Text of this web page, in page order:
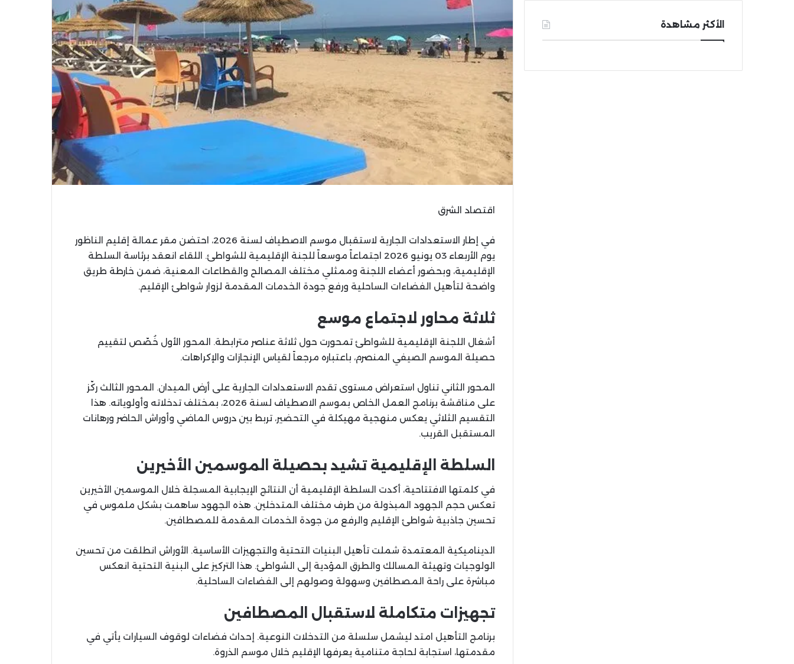
اقتصاد الشرق
في إطار الاستعدادات الجارية لاستقبال موسم الاصطياف لسنة 2026، احتضن مقر عمالة إقليم الناظور
يوم الأربعاء 03 يونيو 2026 اجتماعاً موسعاً للجنة الإقليمية للشواطئ. اللقاء انعقد برئاسة السلطة
الإقليمية، وبحضور أعضاء اللجنة وممثلي مختلف المصالح والقطاعات المعنية، ضمن خارطة طريق
واضحة لتأهيل الفضاءات الساحلية ورفع جودة الخدمات المقدمة لزوار شواطئ الإقليم.
ثلاثة محاور لاجتماع موسع
أشغال اللجنة الإقليمية للشواطئ تمحورت حول ثلاثة عناصر مترابطة. المحور الأول خُصّص لتقييم
حصيلة الموسم الصيفي المنصرم، باعتباره مرجعاً لقياس الإنجازات والإكراهات.
المحور الثاني تناول استعراض مستوى تقدم الاستعدادات الجارية على أرض الميدان. المحور الثالث ركّز
على مناقشة برنامج العمل الخاص بموسم الاصطياف لسنة 2026، بمختلف تدخلاته وأولوياته. هذا
التقسيم الثلاثي يعكس منهجية مهيكلة في التحضير، تربط بين دروس الماضي وأوراش الحاضر ورهانات
المستقبل القريب.
السلطة الإقليمية تشيد بحصيلة الموسمين الأخيرين
في كلمتها الافتتاحية، أكدت السلطة الإقليمية أن النتائج الإيجابية المسجلة خلال الموسمين الأخيرين
تعكس حجم الجهود المبذولة من طرف مختلف المتدخلين. هذه الجهود ساهمت بشكل ملموس في
تحسين جاذبية شواطئ الإقليم والرفع من جودة الخدمات المقدمة للمصطافين.
الديناميكية المعتمدة شملت تأهيل البنيات التحتية والتجهيزات الأساسية. الأوراش انطلقت من تحسين
الولوجيات وتهيئة المسالك والطرق المؤدية إلى الشواطئ. هذا التركيز على البنية التحتية انعكس
مباشرة على راحة المصطافين وسهولة وصولهم إلى الفضاءات الساحلية.
تجهيزات متكاملة لاستقبال المصطافين
برنامج التأهيل امتد ليشمل سلسلة من التدخلات النوعية. إحداث فضاءات لوقوف السيارات يأتي في
مقدمتها، استجابة لحاجة متنامية يعرفها الإقليم خلال موسم الذروة.
الأكثر مشاهدة